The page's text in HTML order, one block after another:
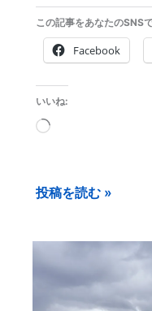
この記事をあなたのSNS
Facebook
いいね:
読
み
投稿を読む »